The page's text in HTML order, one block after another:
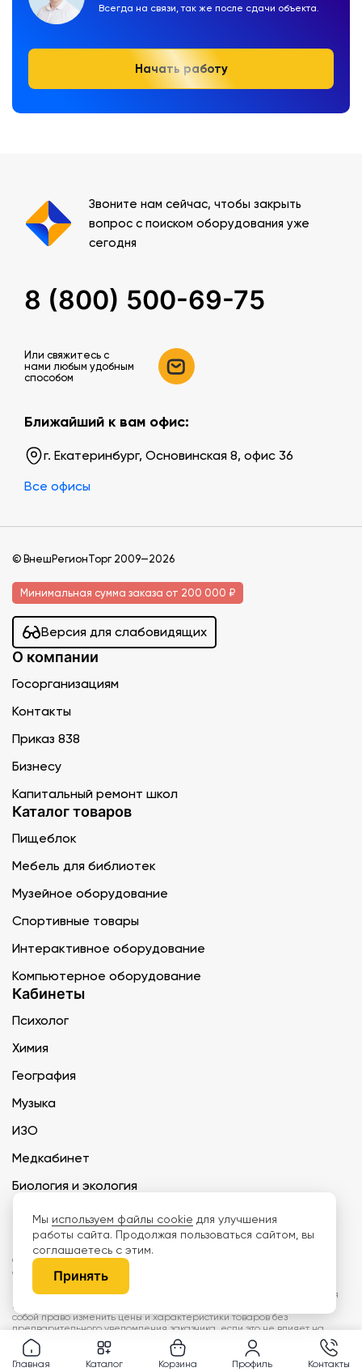
Всегда на связи, так же после сдачи объекта.
Начать работу
Звоните нам сейчас, чтобы закрыть
вопрос с поиском оборудования уже
сегодня
8 (800) 500-69-75
Или свяжитесь c
нами любым удобным
способом
Ближайший к вам офис:
г. Екатеринбург, Основинская 8, офис 36
Все офисы
© ВнешРегионТорг 2009—2026
Минимальная сумма заказа от 200 000 ₽
Версия для слабовидящих
О компании
Госорганизациям
Контакты
Приказ 838
Бизнесу
Капитальный ремонт школ
Каталог товаров
Пищеблок
Мебель для библиотек
Музейное оборудование
Спортивные товары
Интерактивное оборудование
Компьютерное оборудование
Кабинеты
Психолог
Химия
География
Музыка
ИЗО
Медкабинет
Биология и экология
Технология
ООО «Дети наше будущее» ИНН 6671165273 ОГРН 1216600030250 КПП
667101001 БИК 046577674
Информация на сайте не является публичной офертой. Изображения
могут отличаться от поставляемых товаров. Поставщик оставляет за
собой право изменить цены и характеристики товаров без
предварительного уведомления заказчика, если это не влияет на
качество поставляемой продукции. Мы используем cookie, чтобы делать
сайт лучше. Пользуясь сайтом, вы соглашаетесь справилами
обработки персональных данных и политикой конфиденциальности.
Главная Каталог Корзина Профиль Контакты
Мы используем файлы cookie для улучшения
работы сайта. Продолжая пользоваться сайтом, вы
соглашаетесь с этим.
Принять